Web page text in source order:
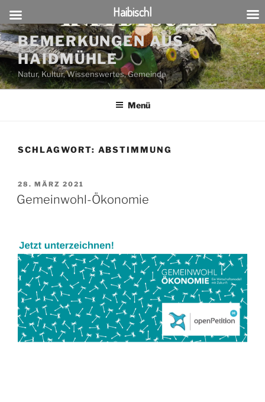
Zum
Inhalt
springen
BEMERKUNGEN AUS
HAIDMÜHLE
Natur, Kultur, Wissenswertes, Gemeinde
Menü
SCHLAGWORT: ABSTIMMUNG
VERÖFFENTLICHT
AM
28. MÄRZ 2021
Gemeinwohl-Ökonomie
Haibischl